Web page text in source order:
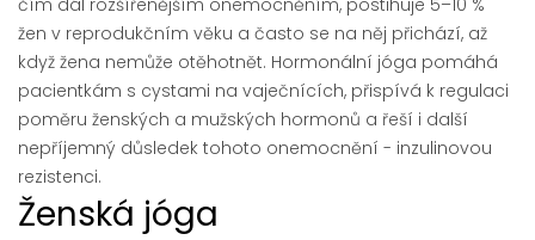
čím dál rozšířenějším onemocněním, postihuje 5–10 %
žen v reprodukčním věku a často se na něj přichází, až
když žena nemůže otěhotnět. Hormonální jóga pomáhá
pacientkám s cystami na vaječnících, přispívá k regulaci
poměru ženských a mužských hormonů a řeší i další
nepříjemný důsledek tohoto onemocnění - inzulinovou
rezistenci.
Ženská jóga